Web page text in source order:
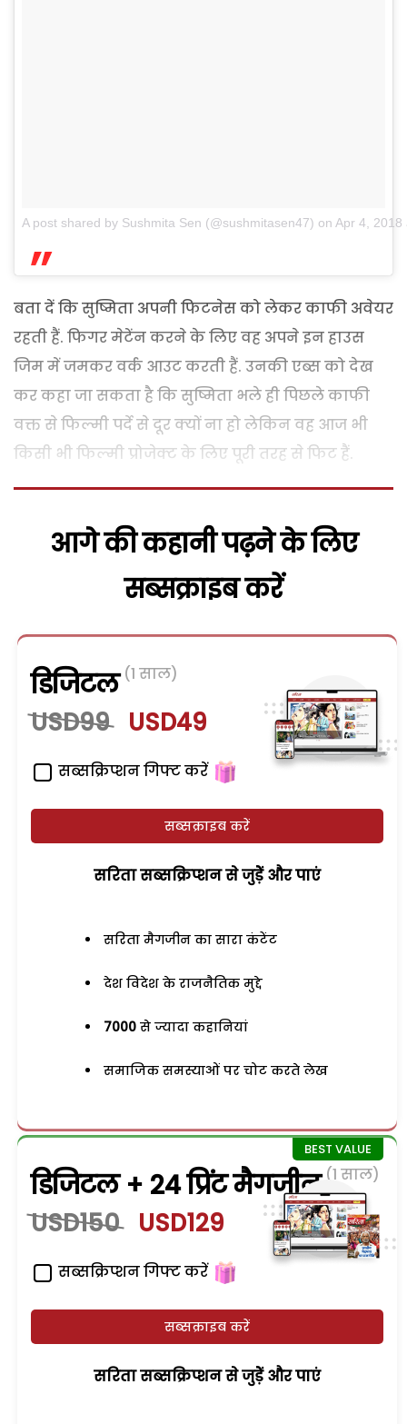
A post shared by Sushmita Sen (@sushmitasen47) on Apr 4, 2018
बता दें कि सुष्मिता अपनी फिटनेस को लेकर काफी अवेयर
रहती हैं. फिगर मेटेंन करने के लिए वह अपने इन हाउस
जिम में जमकर वर्क आउट करती हैं. उनकी एब्स को देख
कर कहा जा सकता है कि सुष्मिता भले ही पिछले काफी
वक्त से फिल्मी पर्दे से दूर क्यों ना हो लेकिन वह आज भी
किसी भी फिल्मी प्रोजेक्ट के लिए पूरी तरह से फिट हैं.
आगे की कहानी पढ़ने के लिए
सब्सक्राइब करें
डिजिटल (1 साल)
USD99 USD49
सब्सक्रिप्शन गिफ्ट करें
सब्सक्राइब करें
सरिता सब्सक्रिप्शन से जुड़ेें और पाएं
सरिता मैगजीन का सारा कंटेंट
देश विदेश के राजनैतिक मुद्दे
7000 से ज्यादा कहानियां
समाजिक समस्याओं पर चोट करते लेख
डिजिटल + 24 प्रिंट मैगजीन (1 साल)
USD150 USD129
सब्सक्रिप्शन गिफ्ट करें
सब्सक्राइब करें
सरिता सब्सक्रिप्शन से जुड़ेें और पाएं